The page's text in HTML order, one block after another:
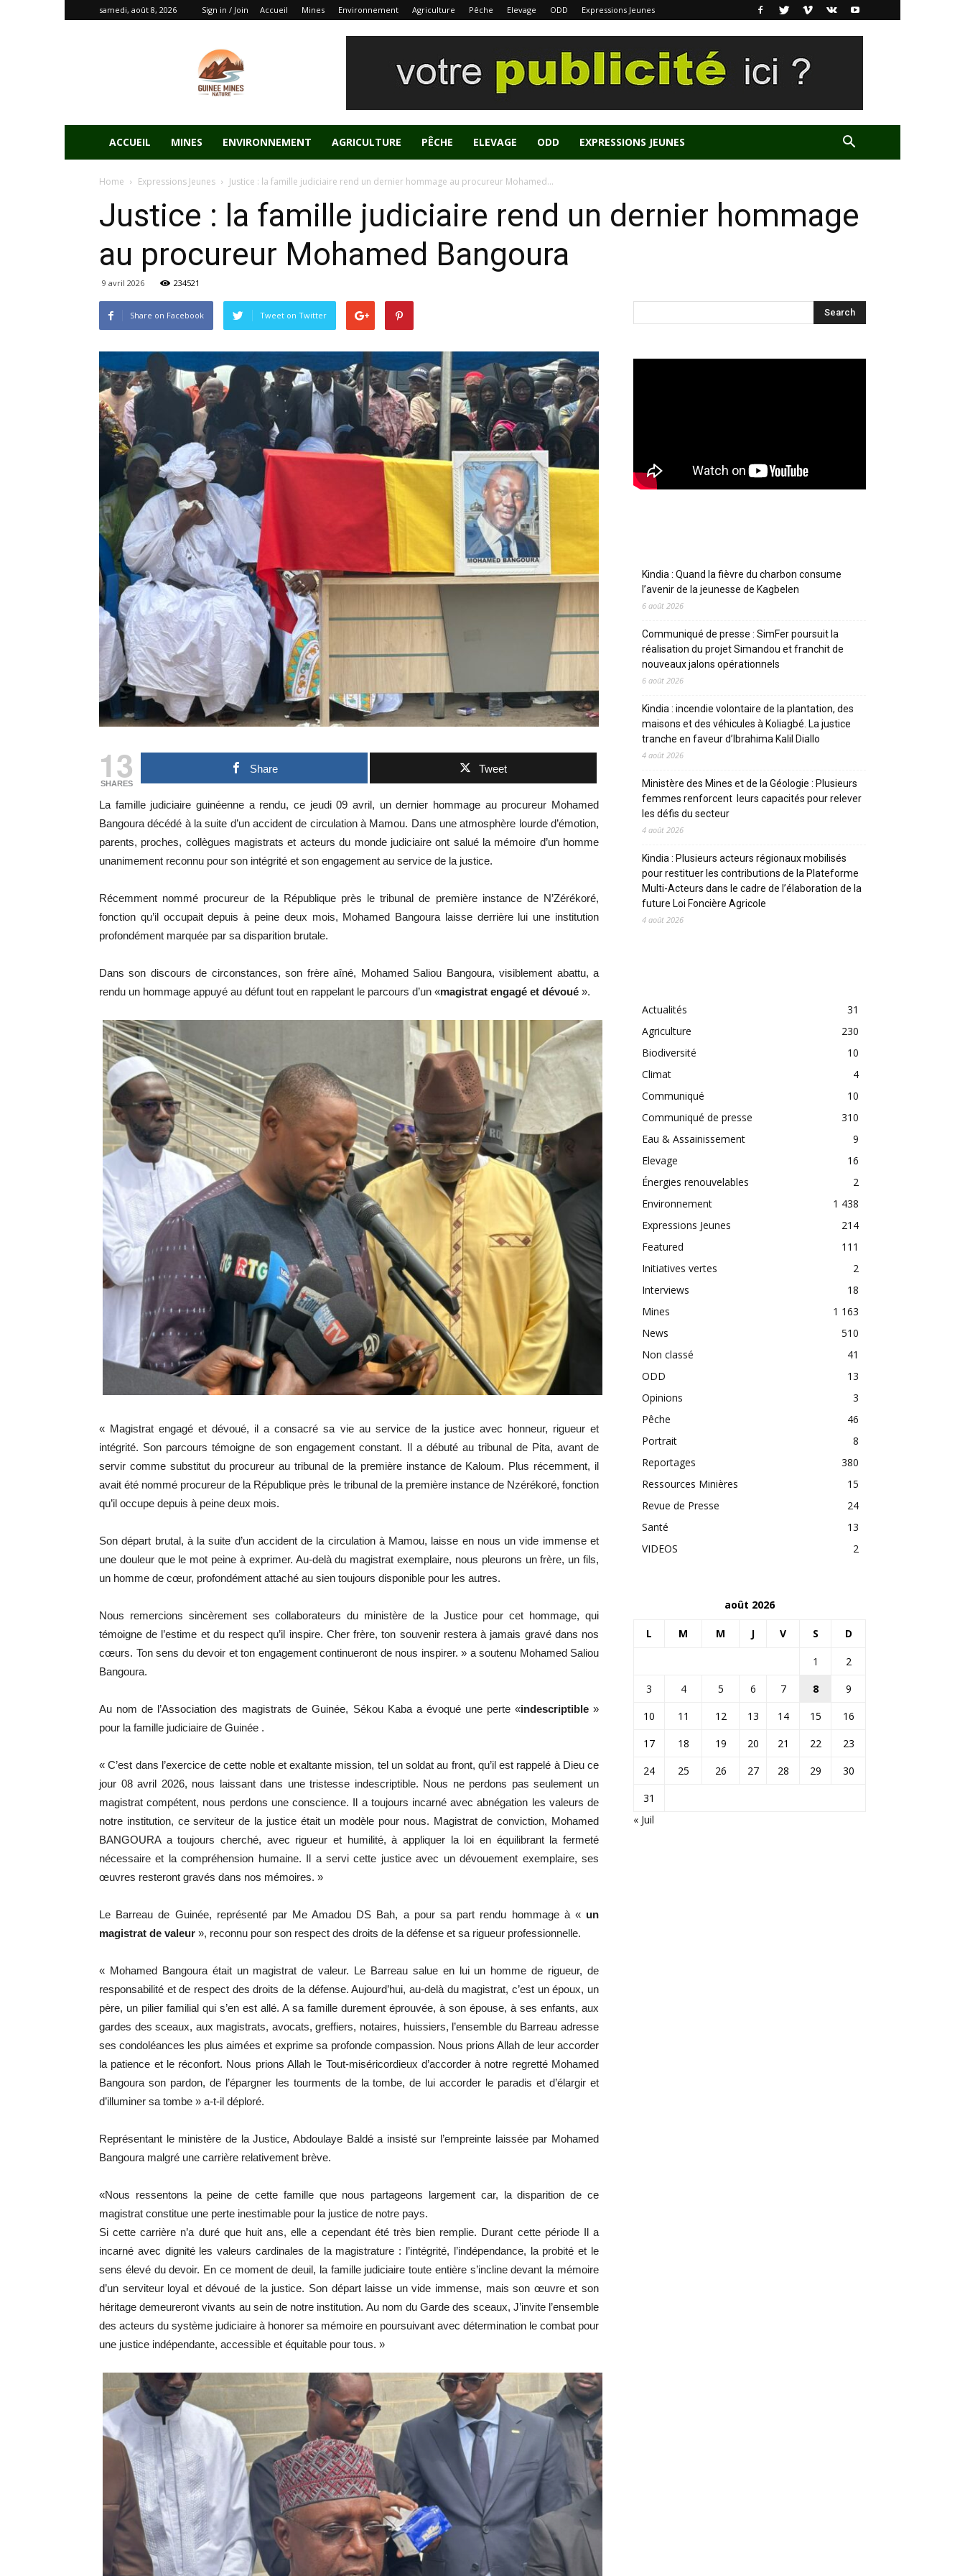
samedi, août 8, 2026 Sign in / Join Accueil Mines Environnement Agriculture Pêche Elevage ODD Expressions Jeunes
ACCUEIL MINES ENVIRONNEMENT AGRICULTURE PÊCHE ELEVAGE ODD EXPRESSIONS JEUNES
Home Expressions Jeunes Justice : la famille judiciaire rend un dernier hommage au procureur Mohamed...
Justice : la famille judiciaire rend un dernier hommage
au procureur Mohamed Bangoura
9 avril 2026 234521
Share on Facebook Tweet on Twitter
13
SHARES
Share Tweet
La famille judiciaire guinéenne a rendu, ce jeudi 09 avril, un dernier hommage au procureur Mohamed
Bangoura décédé à la suite d’un accident de circulation à Mamou. Dans une atmosphère lourde d’émotion,
parents, proches, collègues magistrats et acteurs du monde judiciaire ont salué la mémoire d’un homme
unanimement reconnu pour son intégrité et son engagement au service de la justice.
Récemment nommé procureur de la République près le tribunal de première instance de N’Zérékoré,
fonction qu’il occupait depuis à peine deux mois, Mohamed Bangoura laisse derrière lui une institution
profondément marquée par sa disparition brutale.
Dans son discours de circonstances, son frère aîné, Mohamed Saliou Bangoura, visiblement abattu, a
rendu un hommage appuyé au défunt tout en rappelant le parcours d’un «magistrat engagé et dévoué ».
« Magistrat engagé et dévoué, il a consacré sa vie au service de la justice avec honneur, rigueur et
intégrité. Son parcours témoigne de son engagement constant. Il a débuté au tribunal de Pita, avant de
servir comme substitut du procureur au tribunal de la première instance de Kaloum. Plus récemment, il
avait été nommé procureur de la République près le tribunal de la première instance de Nzérékoré, fonction
qu’il occupe depuis à peine deux mois.
Son départ brutal, à la suite d’un accident de la circulation à Mamou, laisse en nous un vide immense et
une douleur que le mot peine à exprimer. Au-delà du magistrat exemplaire, nous pleurons un frère, un fils,
un homme de cœur, profondément attaché au sien toujours disponible pour les autres.
Nous remercions sincèrement ses collaborateurs du ministère de la Justice pour cet hommage, qui
témoigne de l’estime et du respect qu’il inspire. Cher frère, ton souvenir restera à jamais gravé dans nos
cœurs. Ton sens du devoir et ton engagement continueront de nous inspirer. » a soutenu Mohamed Saliou
Bangoura.
Au nom de l’Association des magistrats de Guinée, Sékou Kaba a évoqué une perte «indescriptible»
pour la famille judiciaire de Guinée .
« C’est dans l’exercice de cette noble et exaltante mission, tel un soldat au front, qu’il est rappelé à Dieu ce
jour 08 avril 2026, nous laissant dans une tristesse indescriptible. Nous ne perdons pas seulement un
magistrat compétent, nous perdons une conscience. Il a toujours incarné avec abnégation les valeurs de
notre institution, ce serviteur de la justice était un modèle pour nous. Magistrat de conviction, Mohamed
BANGOURA a toujours cherché, avec rigueur et humilité, à appliquer la loi en équilibrant la fermeté
nécessaire et la compréhension humaine. Il a servi cette justice avec un dévouement exemplaire, ses
œuvres resteront gravés dans nos mémoires. »
Le Barreau de Guinée, représenté par Me Amadou DS Bah, a pour sa part rendu hommage à « un
magistrat de valeur », reconnu pour son respect des droits de la défense et sa rigueur professionnelle.
« Mohamed Bangoura était un magistrat de valeur. Le Barreau salue en lui un homme de rigueur, de
responsabilité et de respect des droits de la défense. Aujourd’hui, au-delà du magistrat, c’est un époux, un
père, un pilier familial qui s’en est allé. A sa famille durement éprouvée, à son épouse, à ses enfants, aux
gardes des sceaux, aux magistrats, avocats, greffiers, notaires, huissiers, l’ensemble du Barreau adresse
ses condoléances les plus aimées et exprime sa profonde compassion. Nous prions Allah de leur accorder
la patience et le réconfort. Nous prions Allah le Tout-miséricordieux d’accorder à notre regretté Mohamed
Bangoura son pardon, de l’épargner les tourments de la tombe, de lui accorder le paradis et d’élargir et
d’illuminer sa tombe » a-t-il déploré.
Représentant le ministère de la Justice, Abdoulaye Baldé a insisté sur l’empreinte laissée par Mohamed
Bangoura malgré une carrière relativement brève.
«Nous ressentons la peine de cette famille que nous partageons largement car, la disparition de ce
magistrat constitue une perte inestimable pour la justice de notre pays.
Si cette carrière n’a duré que huit ans, elle a cependant été très bien remplie. Durant cette période Il a
incarné avec dignité les valeurs cardinales de la magistrature : l’intégrité, l’indépendance, la probité et le
sens élevé du devoir. En ce moment de deuil, la famille judiciaire toute entière s’incline devant la mémoire
d’un serviteur loyal et dévoué de la justice. Son départ laisse un vide immense, mais son œuvre et son
héritage demeureront vivants au sein de notre institution. Au nom du Garde des sceaux, J’invite l’ensemble
des acteurs du système judiciaire à honorer sa mémoire en poursuivant avec détermination le combat pour
une justice indépendante, accessible et équitable pour tous. »
Kindia : Quand la fièvre du charbon consume
l’avenir de la jeunesse de Kagbelen
6 août 2026
Communiqué de presse : SimFer poursuit la
réalisation du projet Simandou et franchit de
nouveaux jalons opérationnels
6 août 2026
Kindia : incendie volontaire de la plantation, des
maisons et des véhicules à Koliagbé. La justice
tranche en faveur d’Ibrahima Kalil Diallo
4 août 2026
Ministère des Mines et de la Géologie : Plusieurs
femmes renforcent leurs capacités pour relever
les défis du secteur
4 août 2026
Kindia : Plusieurs acteurs régionaux mobilisés
pour restituer les contributions de la Plateforme
Multi-Acteurs dans le cadre de l’élaboration de la
future Loi Foncière Agricole
4 août 2026
Actualités
31
Agriculture
230
Biodiversité
10
Climat
4
Communiqué
10
Communiqué de presse
310
Eau & Assainissement
9
Elevage
16
Énergies renouvelables
2
Environnement
1 438
Expressions Jeunes
214
Featured
111
Initiatives vertes
2
Interviews
18
Mines
1 163
News
510
Non classé
41
ODD
13
Opinions
3
Pêche
46
Portrait
8
Reportages
380
Ressources Minières
15
Revue de Presse
24
Santé
13
VIDEOS
2
août 2026
L M M J V S D
1
2
3
4 5 6 7 8
9
10
11 12 13 14 15
16
17
18 19 20 21 22
23
24
25 26 27 28 29
30
31
« Juil